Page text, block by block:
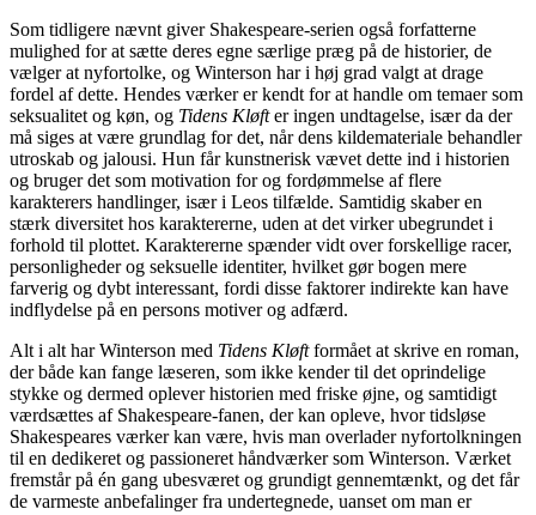
Som tidligere nævnt giver Shakespeare-serien også forfatterne
mulighed for at sætte deres egne særlige præg på de historier, de
vælger at nyfortolke, og Winterson har i høj grad valgt at drage
fordel af dette. Hendes værker er kendt for at handle om temaer som
seksualitet og køn, og Tidens Kløfter ingen undtagelse, især da der
må siges at være grundlag for det, når dens kildemateriale behandler
utroskab og jalousi. Hun får kunstnerisk vævet dette ind i historien
og bruger det som motivation for og fordømmelse af flere
karakterers handlinger, især i Leos tilfælde. Samtidig skaber en
stærk diversitet hos karaktererne, uden at det virker ubegrundet i
forhold til plottet. Karaktererne spænder vidt over forskellige racer,
personligheder og seksuelle identiter, hvilket gør bogen mere
farverig og dybt interessant, fordi disse faktorer indirekte kan have
indflydelse på en persons motiver og adfærd.
Alt i alt har Winterson med Tidens Kløftformået at skrive en roman,
der både kan fange læseren, som ikke kender til det oprindelige
stykke og dermed oplever historien med friske øjne, og samtidigt
værdsættes af Shakespeare-fanen, der kan opleve, hvor tidsløse
Shakespeares værker kan være, hvis man overlader nyfortolkningen
til en dedikeret og passioneret håndværker som Winterson. Værket
fremstår på én gang ubesværet og grundigt gennemtænkt, og det får
de varmeste anbefalinger fra undertegnede, uanset om man er